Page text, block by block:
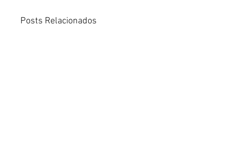
Posts Relacionados